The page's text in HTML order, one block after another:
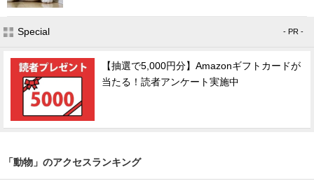
Special - PR -
【抽選で5,000円分】Amazonギフトカードが
当たる！読者アンケート実施中
「動物」のアクセスランキング